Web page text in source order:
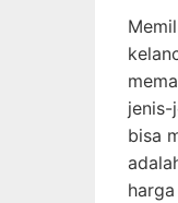
jenis-
bisa